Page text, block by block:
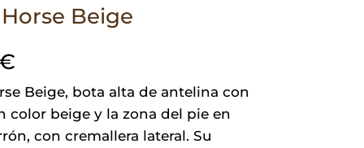
Beige
Beige, bota alta de antelina con
color beige y la zona del pie en
con cremallera lateral. Su